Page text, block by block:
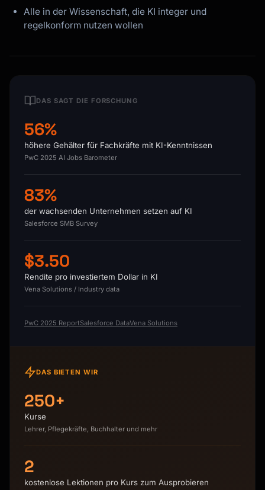
Alle in der Wissenschaft, die KI integer und
regelkonform nutzen wollen
DAS SAGT DIE FORSCHUNG
56%
höhere Gehälter für Fachkräfte mit KI-Kenntnissen
PwC 2025 AI Jobs Barometer
83%
der wachsenden Unternehmen setzen auf KI
Salesforce SMB Survey
$3.50
Rendite pro investiertem Dollar in KI
Vena Solutions / Industry data
PwC 2025 ReportSalesforce DataVena Solutions
DAS BIETEN WIR
250+
Kurse
Lehrer, Pflegekräfte, Buchhalter und mehr
2
kostenlose Lektionen pro Kurs zum Ausprobieren